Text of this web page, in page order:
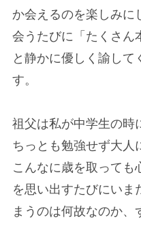
か会えるのを楽しみに
会うたびに「たくさん
と静かに優しく諭して
す。
祖父は私が中学生の時
ちっとも勉強せず大人
こんなに歳を取っても
を思い出すたびにいま
まうのは何故なのか、